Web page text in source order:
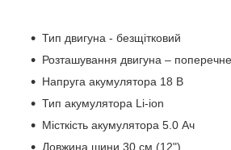
Тип двигуна - безщітковий
Розташування двигуна – поперечне
Напруга акумулятора 18 В
Тип акумулятора Li-ion
Місткість акумулятора 5.0 Ач
Довжина шини 30 см (12")